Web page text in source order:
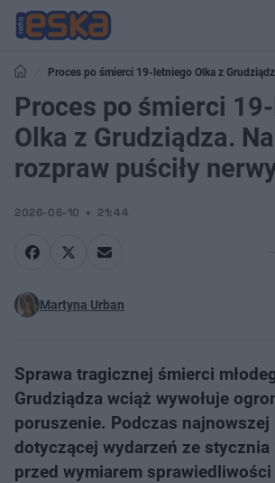
Proces po śmierci 19-letniego Olka z
nerwy
Proces po śmierci
Olka z Grudziądza.
rozpraw puściły
2026-06-10 21:44
Martyna Urban
Sprawa tragicznej śmierci
Grudziądza wciąż wywołuje
poruszenie. Podczas najnowszej
dotyczącej wydarzeń ze stycznia
przed wymiarem sprawiedliwości